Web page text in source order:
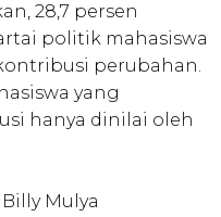
28,7 persen
politik mahasiswa
perubahan.
yang
hanya dinilai oleh
Mulya